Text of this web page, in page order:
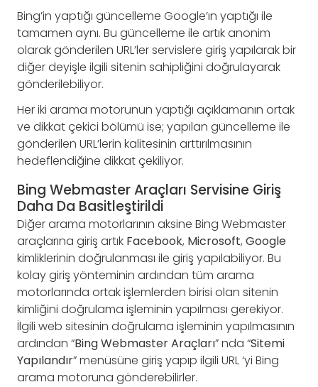
Bing’in yaptığı güncelleme Google’ın yaptığı ile
tamamen aynı. Bu güncelleme ile artık anonim
olarak gönderilen URL’ler servislere giriş yapılarak bir
diğer deyişle ilgili sitenin sahipliğini doğrulayarak
gönderilebiliyor.
Her iki arama motorunun yaptığı açıklamanın ortak
ve dikkat çekici bölümü ise; yapılan güncelleme ile
gönderilen URL’lerin kalitesinin arttırılmasının
hedeflendiğine dikkat çekiliyor.
Bing Webmaster Araçları Servisine Giriş
Daha Da Basitleştirildi
Diğer arama motorlarının aksine Bing Webmaster
araçlarına giriş artık Facebook, Microsoft, Google
kimliklerinin doğrulanması ile giriş yapılabiliyor. Bu
kolay giriş yönteminin ardından tüm arama
motorlarında ortak işlemlerden birisi olan sitenin
kimliğini doğrulama işleminin yapılması gerekiyor.
İlgili web sitesinin doğrulama işleminin yapılmasının
ardından “Bing Webmaster Araçları” nda “Sitemi
Yapılandır” menüsüne giriş yapıp ilgili URL ‘yi Bing
arama motoruna gönderebilirler.